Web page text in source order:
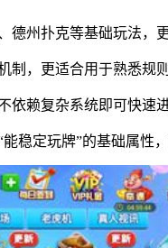
州扑克等基础玩法，
制，更适合用于熟悉规
依赖复杂系统即可快速
稳定玩牌”的基础属性